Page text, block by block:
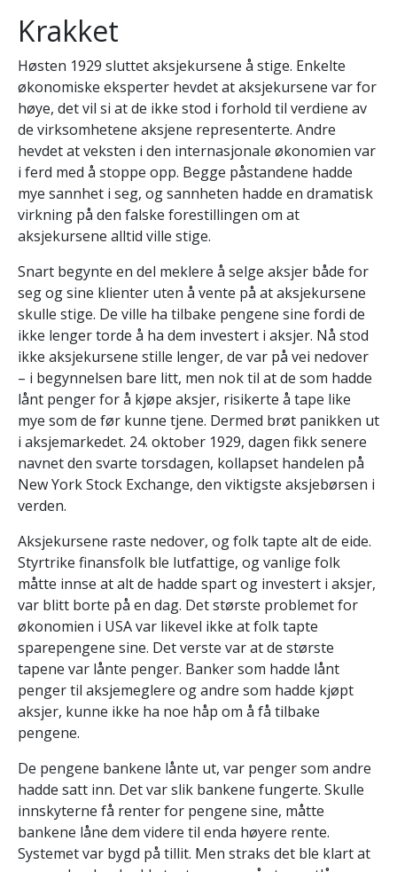
Krakket
Høsten 1929 sluttet aksjekursene å stige. Enkelte
økonomiske eksperter hevdet at aksjekursene var for
høye, det vil si at de ikke stod i forhold til verdiene av
de virksomhetene aksjene representerte. Andre
hevdet at veksten i den internasjonale økonomien var
i ferd med å stoppe opp. Begge påstandene hadde
mye sannhet i seg, og sannheten hadde en dramatisk
virkning på den falske forestillingen om at
aksjekursene alltid ville stige.
Snart begynte en del meklere å selge aksjer både for
seg og sine klienter uten å vente på at aksjekursene
skulle stige. De ville ha tilbake pengene sine fordi de
ikke lenger torde å ha dem investert i aksjer. Nå stod
ikke aksjekursene stille lenger, de var på vei nedover
– i begynnelsen bare litt, men nok til at de som hadde
lånt penger for å kjøpe aksjer, risikerte å tape like
mye som de før kunne tjene. Dermed brøt panikken ut
i aksjemarkedet. 24. oktober 1929, dagen fikk senere
navnet den svarte torsdagen, kollapset handelen på
New York Stock Exchange, den viktigste aksjebørsen i
verden.
Aksjekursene raste nedover, og folk tapte alt de eide.
Styrtrike finansfolk ble lutfattige, og vanlige folk
måtte innse at alt de hadde spart og investert i aksjer,
var blitt borte på en dag. Det største problemet for
økonomien i USA var likevel ikke at folk tapte
sparepengene sine. Det verste var at de største
tapene var lånte penger. Banker som hadde lånt
penger til aksjemeglere og andre som hadde kjøpt
aksjer, kunne ikke ha noe håp om å få tilbake
pengene.
De pengene bankene lånte ut, var penger som andre
hadde satt inn. Det var slik bankene fungerte. Skulle
innskyterne få renter for pengene sine, måtte
bankene låne dem videre til enda høyere rente.
Systemet var bygd på tillit. Men straks det ble klart at